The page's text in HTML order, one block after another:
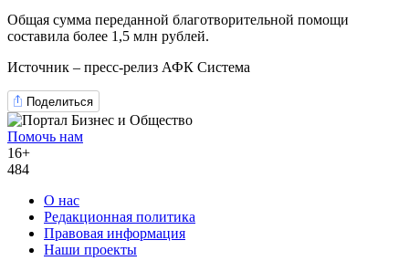
Общая сумма переданной благотворительной помощи
составила более 1,5 млн рублей.
Источник – пресс-релиз АФК Система
Поделиться
Помочь нам
16+
484
О нас
Редакционная политика
Правовая информация
Наши проекты